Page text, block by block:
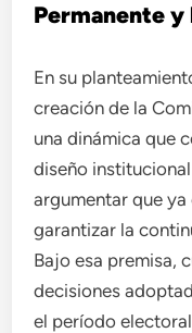
Permanente
En su
creación de la
una dinámica que
diseño
argumentar que
garantizar la
Bajo esa premisa,
decisiones
el período